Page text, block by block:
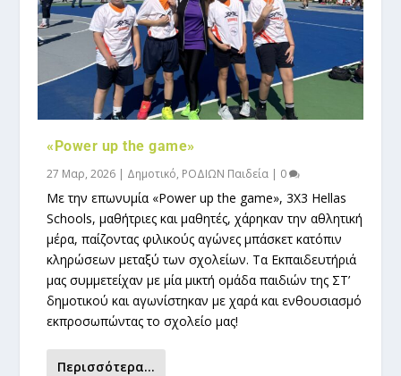
«Power up the game»
27 Μαρ, 2026 | Δημοτικό, ΡΟΔΙΩΝ Παιδεία | 0
Με την επωνυμία «Power up the game», 3X3 Hellas
Schools, μαθήτριες και μαθητές, χάρηκαν την αθλητική
μέρα, παίζοντας φιλικούς αγώνες μπάσκετ κατόπιν
κληρώσεων μεταξύ των σχολείων. Τα Εκπαιδευτήριά
μας συμμετείχαν με μία μικτή ομάδα παιδιών της ΣΤ’
δημοτικού και αγωνίστηκαν με χαρά και ενθουσιασμό
εκπροσωπώντας το σχολείο μας!
Περισσότερα...